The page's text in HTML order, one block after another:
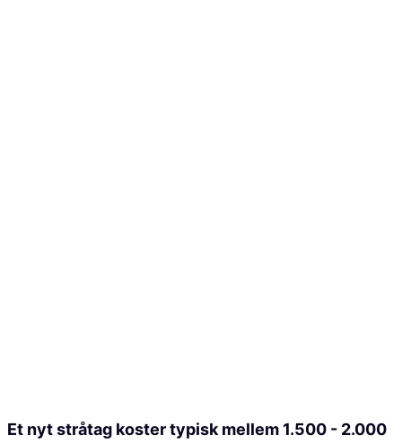
Et nyt stråtag koster typisk mellem 1.500 - 2.000